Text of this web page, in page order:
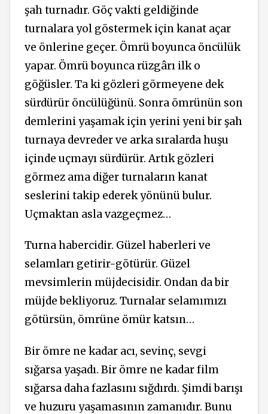
şah turnadır. Göç vakti geldiğinde
turnalara yol göstermek için kanat açar
ve önlerine geçer. Ömrü boyunca öncülük
yapar. Ömrü boyunca rüzgârı ilk o
göğüsler. Ta ki gözleri görmeyene dek
sürdürür öncülüğünü. Sonra ömrünün son
demlerini yaşamak için yerini yeni bir şah
turnaya devreder ve arka sıralarda huşu
içinde uçmayı sürdürür. Artık gözleri
görmez ama diğer turnaların kanat
seslerini takip ederek yönünü bulur.
Uçmaktan asla vazgeçmez…
Turna habercidir. Güzel haberleri ve
selamları getirir-götürür. Güzel
mevsimlerin müjdecisidir. Ondan da bir
müjde bekliyoruz. Turnalar selamımızı
götürsün, ömrüne ömür katsın…
Bir ömre ne kadar acı, sevinç, sevgi
sığarsa yaşadı. Bir ömre ne kadar film
sığarsa daha fazlasını sığdırdı. Şimdi barışı
ve huzuru yaşamasının zamanıdır. Bunu